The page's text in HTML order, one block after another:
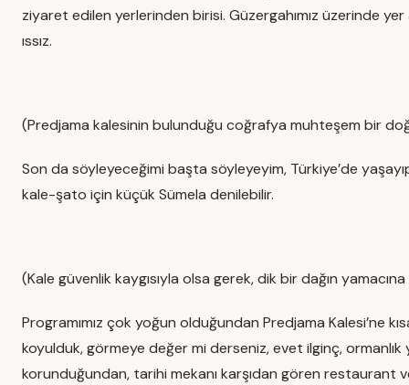
ziyaret edilen yerlerinden birisi. Güzergahımız üzerinde
ıssız.
(Predjama kalesinin bulunduğu coğrafya muhteşem bir
Son da söyleyeceğimi başta söyleyeyim, Türkiye’de
kale-şato için küçük Sümela denilebilir.
(Kale güvenlik kaygısıyla olsa gerek, dik bir dağın
Programımız çok yoğun olduğundan Predjama Kalesi’ne
koyulduk, görmeye değer mi derseniz, evet ilginç,
korunduğundan, tarihi mekanı karşıdan gören